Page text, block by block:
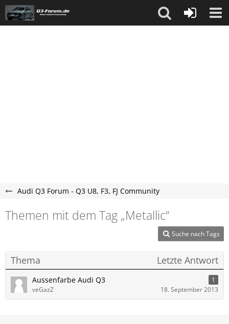
Audi Q3 Forum - Q3 U8, F3, FJ Community
Themen mit dem Tag „Metallic“
Suche nach Tags
Thema Letzte Antwort
Aussenfarbe Audi Q3
1
veGazZ
18. September 2013